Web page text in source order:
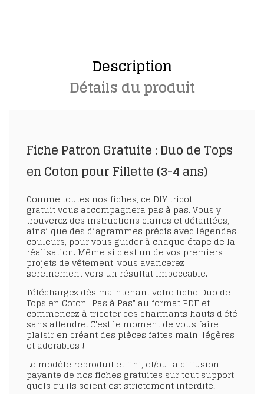
Description
Détails du produit
Fiche Patron Gratuite : Duo de Tops
en Coton pour Fillette (3-4 ans)
Comme toutes nos fiches, ce DIY tricot
gratuit vous accompagnera pas à pas. Vous y
trouverez des instructions claires et détaillées,
ainsi que des diagrammes précis avec légendes
couleurs, pour vous guider à chaque étape de la
réalisation. Même si c'est un de vos premiers
projets de vêtement, vous avancerez
sereinement vers un résultat impeccable.
Téléchargez dès maintenant votre fiche Duo de
Tops en Coton "Pas à Pas" au format PDF et
commencez à tricoter ces charmants hauts d'été
sans attendre. C'est le moment de vous faire
plaisir en créant des pièces faites main, légères
et adorables !
Le modèle reproduit et fini, et/ou la diffusion
payante de nos fiches gratuites sur tout support
quels qu'ils soient est strictement interdite.